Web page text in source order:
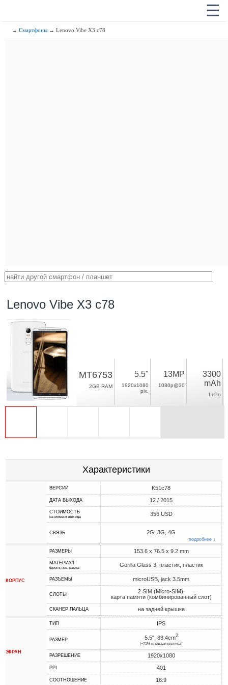
☰
→Смартфоны → Lenovo Vibe X3 c78
Lenovo Vibe X3 c78
MT6753
2GB RAM
5.5"
1920x1080
pix.
13MP
1080p@30
3300
mAh
Li-Po
Характеристики
ВЕРСИИ K51c78
ДАТА ВЫХОДА 12 / 2015
СТОИМОСТЬ
на момент выхода 356 USD
СВЯЗЬ 2G, 3G, 4G
подробнее ↓
КОРПУС
РАЗМЕРЫ 153.6 x 76.5 x 9.2 mm
МАТЕРИАЛ
фронт, низ, рамка Gorilla Glass 3, пластик, пластик
РАЗЪЕМЫ microUSB, jack 3.5mm
СЛОТЫ
2 SIM (Micro-SIM),
карта памяти (комбинированный слот)
СКАНЕР ПАЛЬЦА на задней крышке
ЭКРАН
ТИП IPS
РАЗМЕР 5.5", 83.4cm2
(~71% площади корпуса)
РАЗРЕШЕНИЕ 1920x1080
PPI 401
СООТНОШЕНИЕ 16:9